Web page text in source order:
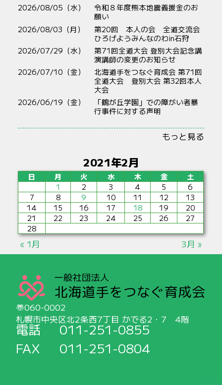
2026/08/05（水）
令和８年度熊本地震義援金のお
願い
2026/08/03（月）
第20回 本人の会 全道交流会
ひろげようみんなのわin石狩
2026/07/29（水）
第71回全道大会 登別大会記念講
演講師の変更のお知らせ
2026/07/10（金）
北海道手をつなぐ育成会 第71回
全道大会 登別大会 第32回本人
大会
2026/06/19（金）
「鶴が丘学園」での障がい者暴
行事件に対する声明
もっと見る
2021年2月
日 月 火 水 木 金
土
1
2 3 4 5
6
7
8 9 10 11 12
13
14
15 16 17 18 19
20
21
22 23 24 25 26
27
28
« 1月 3月 »
060-0002
札幌市中央区北2条西7丁目 かでる2・7 4階
電話
011-251-0855
FAX
011-251-0804